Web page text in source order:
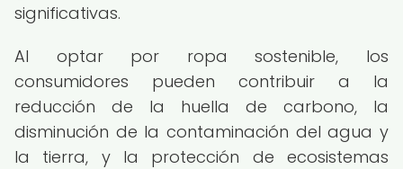
significativas.
Al optar por ropa sostenible, los
consumidores pueden contribuir a la
reducción de la huella de carbono, la
disminución de la contaminación del agua y
la tierra, y la protección de ecosistemas